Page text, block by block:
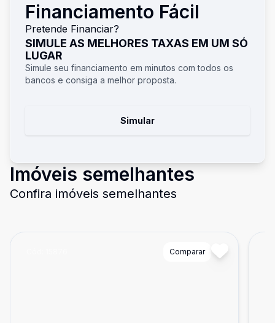
Financiamento Fácil
Pretende Financiar?
SIMULE AS MELHORES TAXAS EM UM SÓ
LUGAR
Simule seu financiamento em minutos com todos os
bancos e consiga a melhor proposta.
Simular
Imóveis semelhantes
Confira imóveis semelhantes
Comparar